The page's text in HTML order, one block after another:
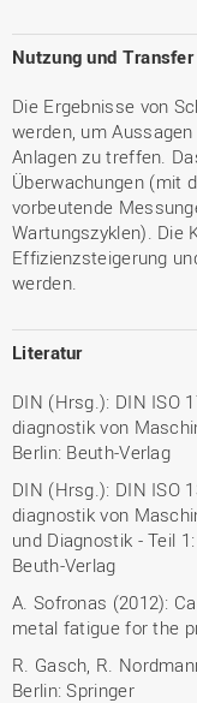
Nutzung und Transfer
Die Ergebnisse von
werden, um
Anlagen zu treffen.
Überwachungen (mit
vorbeutende
Wartungszyklen). Die
Effizienzsteigerung
werden.
Literatur
DIN (Hrsg.): DIN ISO
diagnostik von
Berlin: Beuth-Verlag
DIN (Hrsg.): DIN ISO
diagnostik von
und Diagnostik - Teil
Beuth-Verlag
A. Sofronas (2012):
metal fatigue for the
R. Gasch, R.
Berlin: Springer